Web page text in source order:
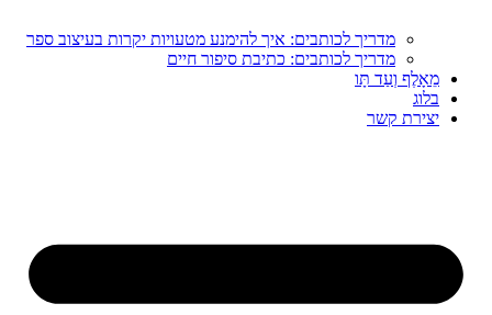
מדריך לכותבים: איך להימנע מטעויות יקרות בעיצוב ספר
מדריך לכותבים: כתיבת סיפור חיים
מֵאָלֶף וְעַד תָּו
בלוג
יצירת קשר